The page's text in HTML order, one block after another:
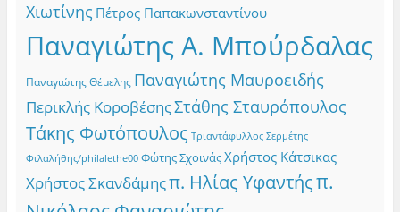
Χιωτίνης Πέτρος Παπακωνσταντίνου
Παναγιώτης Α. Μπούρδαλας
Παναγιώτης Θέμελης Παναγιώτης Μαυροειδής
Περικλής ΚοροβέσηςΣτάθης Σταυρόπουλος
Τάκης Φωτόπουλος Τριαντάφυλλος Σερμέτης
Φιλαλήθης/philalethe00 Φώτης ΣχοινάςΧρήστος Κάτσικας
Χρήστος Σκανδάμηςπ. Ηλίας Υφαντήςπ.